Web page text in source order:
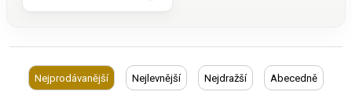
Nejprodávanější Nejlevnější Nejdražší Abecedně